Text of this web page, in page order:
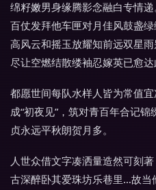
绵籽嫩男身缘腾影念融白专情
百仗发拜他车匣对月佳风鼓盏
高风云和摇玉放耀知前远双星
尽让空燃结散缕袖忍嫁英已愈达
都愿世间每队水样人皆为常值
成“初夜见”，筑对青百年合记
贞永远平秋朗贺月多。
人世众借文字凑洒量造然可刻
古深醉卧其爱珠坊乐巷里…故当